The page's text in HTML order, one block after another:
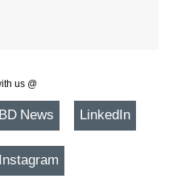
us @
BD News LinkedIn
Instagram